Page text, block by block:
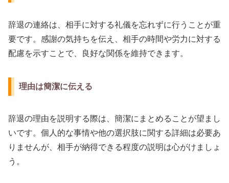
辞退の連絡は、相手に対する礼儀を忘れずに行うことが重
要です。感謝の気持ちを伝え、相手の時間や労力に対する
配慮を示すことで、良好な関係を維持できます。
理由は簡潔に伝える
辞退の理由を説明する際は、簡潔にまとめることが望まし
いです。個人的な事情や他の選択肢に関する詳細は必要あ
りませんが、相手が納得できる程度の説明は心がけましょ
う。